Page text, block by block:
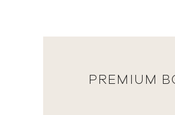
PREMIUM